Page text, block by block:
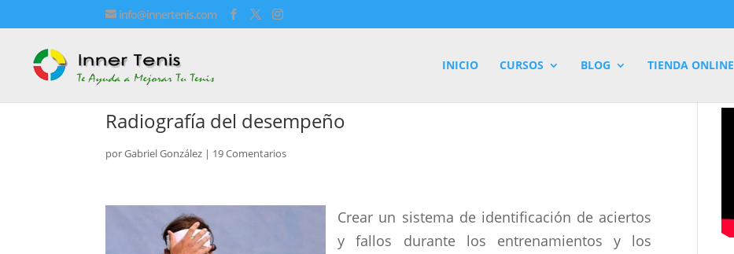
info@innertenis.com
INICIO CURSOS BLOG TIENDA ONLINE
Radiografía del desempeño
porGabriel González | 19 Comentarios
Crear un sistema de identificación de aciertos
y fallos durante los entrenamientos y los